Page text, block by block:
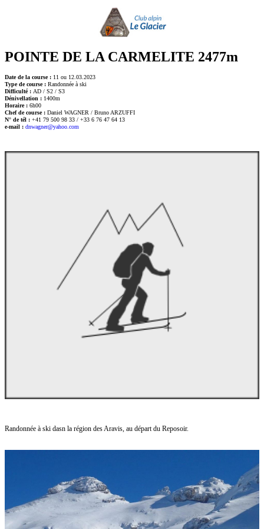
POINTE DE LA CARMELITE 2477m
Date de la course : 11 ou 12.03.2023
Type de course : Randonnée à ski
Difficulté : AD / S2 / S3
Dénivellation : 1400m
Horaire : 6h00
Chef de course : Daniel WAGNER / Bruno ARZUFFI
N° de tél : +41 79 500 98 33 / +33 6 76 47 64 13
e-mail : dnwagner@yahoo.com
Randonnée à ski dasn la région des Aravis, au départ du Reposoir.